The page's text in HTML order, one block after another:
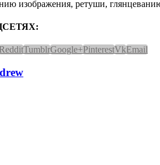
изображения, ретуши,
TumblrGoogle+PinterestVkEmail